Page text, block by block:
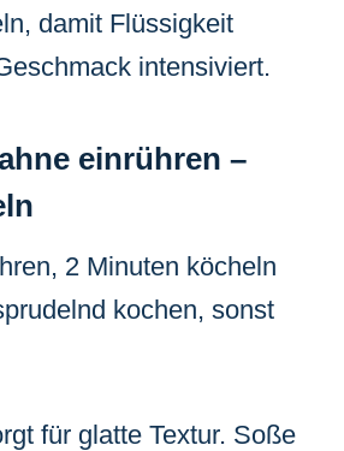
damit Flüssigkeit
intensiviert.
einrühren –
2 Minuten köcheln
kochen, sonst
für glatte Textur. Soße